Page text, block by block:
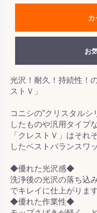
カ
お
光沢！耐久！持続性！
ストＶ」
コニシの”クリスタル
したものや汎用タイプ
「クレストＶ」はそれ
したベストバランスワ
◆優れた光沢感◆
洗浄後の光沢の落ち込
でキレイに仕上がります
◆優れた作業性◆